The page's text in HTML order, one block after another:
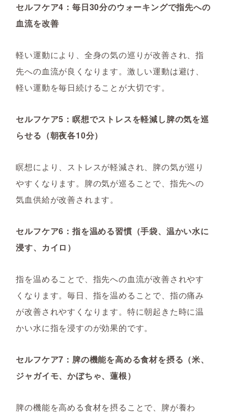
セルフケア4：毎日30分のウォーキングで指先への
血流を改善
軽い運動により、全身の気の巡りが改善され、指
先への血流が良くなります。激しい運動は避け、
軽い運動を毎日続けることが大切です。
セルフケア5：瞑想でストレスを軽減し脾の気を巡
らせる（朝夜各10分）
瞑想により、ストレスが軽減され、脾の気が巡り
やすくなります。脾の気が巡ることで、指先への
気血供給が改善されます。
セルフケア6：指を温める習慣（手袋、温かい水に
浸す、カイロ）
指を温めることで、指先への血流が改善されやす
くなります。毎日、指を温めることで、指の痛み
が改善されやすくなります。特に朝起きた時に温
かい水に指を浸すのが効果的です。
セルフケア7：脾の機能を高める食材を摂る（米、
ジャガイモ、かぼちゃ、蓮根）
脾の機能を高める食材を摂ることで、脾が養わ